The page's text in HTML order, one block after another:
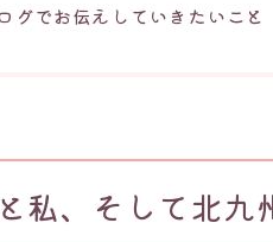
グでお伝えしていきたいこと
私、そして北九